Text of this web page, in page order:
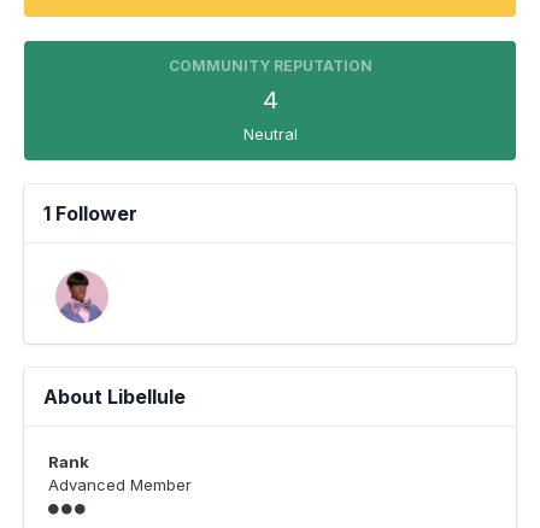
COMMUNITY REPUTATION
4
Neutral
1 Follower
About Libellule
Rank
Advanced Member